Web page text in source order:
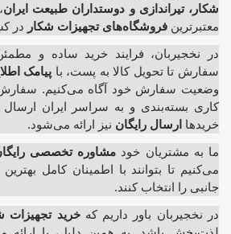
شکار، تیراندازی و دوستداران طبیعت ایران
معتبرترین فروشگاه‌های تجهیزات شکار در
در نخجیربان، فرایند خرید ساده و
سفارش تا تحویل کالا به پست، با پیامک
کاری بسته‌بندی و به سراسر ایران
خریدها ارسال رایگان نیز ارائه می‌شود.
ما به مشتریان خود مشاوره تخصصی
می‌کنیم تا بتوانند با اطمینان کامل
جانبی را انتخاب کنند.
در نخجیربان باور داریم که خرید تجهیزات